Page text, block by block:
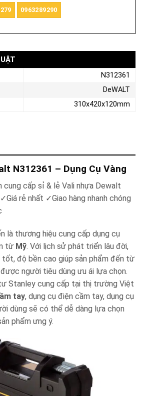
0963289290
N312361 – Dụng Cụ Vàng
cung cấp sỉ & lẻ Vali nhựa Dewalt
rẻ nhất ✓Giao hàng nhanh chóng
là thương hiệu cung cấp dụng cụ
từ Mỹ. Với lịch sử phát triển lâu đời,
độ bền cao giúp sản phẩm đến từ
người tiêu dùng ưu ái lựa chọn.
Stanley cung cấp tại thị trường Việt
tay, dụng cụ điện cầm tay, dụng cụ
dùng sẽ có thể dễ dàng lựa chọn
phẩm ưng ý.
N312361
DeWALT
310x420x120mm